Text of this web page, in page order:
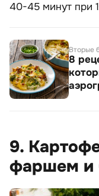
40-45 минут при
Вторые
8
9.
фаршем и